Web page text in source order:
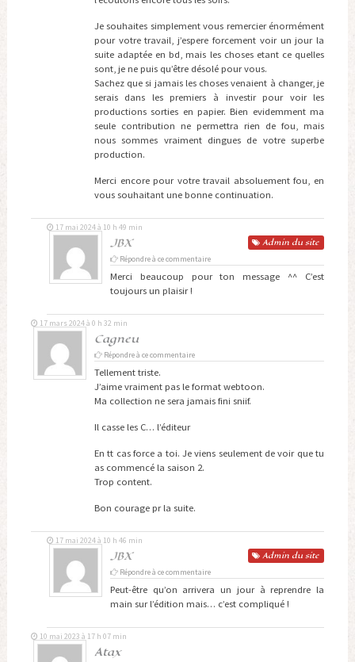
Je souhaites simplement vous remercier énormément
pour votre travail, j’espere forcement voir un jour la
suite adaptée en bd, mais les choses etant ce quelles
sont, je ne puis qu’être désolé pour vous.
Sachez que si jamais les choses venaient à changer, je
serais dans les premiers à investir pour voir les
productions sorties en papier. Bien evidemment ma
seule contribution ne permettra rien de fou, mais
nous sommes vraiment dingues de votre superbe
production.
Merci encore pour votre travail absoluement fou, en
vous souhaitant une bonne continuation.
JBX Admin du site
17 mai 2024 à 10 h 49 min
Répondre à ce commentaire
Merci beaucoup pour ton message ^^ C’est
toujours un plaisir !
Cagneu
17 mars 2024 à 0 h 32 min
Répondre à ce commentaire
Tellement triste.
J’aime vraiment pas le format webtoon.
Ma collection ne sera jamais fini sniif.
Il casse les C… l’éditeur
En tt cas force a toi. Je viens seulement de voir que tu
as commencé la saison 2.
Trop content.
Bon courage pr la suite.
JBX Admin du site
17 mai 2024 à 10 h 46 min
Répondre à ce commentaire
Peut-être qu’on arrivera un jour à reprendre la
main sur l’édition mais… c’est compliqué !
Atax
10 mai 2023 à 17 h 07 min